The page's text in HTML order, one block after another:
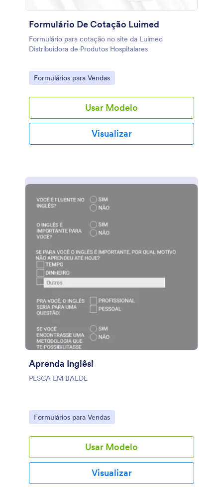
Formulário De Cotação Luimed
Formulário para cotação no site da Luimed
Distribuidora de Produtos Hospitalares
Go to Category:
Formulários para Vendas
Usar Modelo
Visualizar
Aprenda Inglês!
PESCA EM BALDE
Go to Category:
Formulários para Vendas
Usar Modelo
Visualizar